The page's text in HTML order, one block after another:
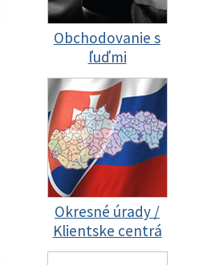
Obchodovanie s
ľuďmi
Okresné úrady /
Klientske centrá